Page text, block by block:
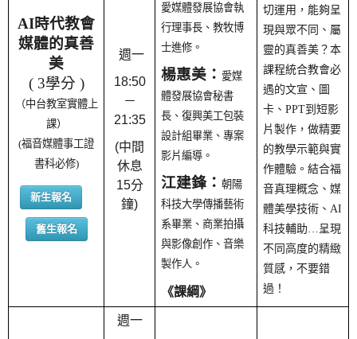
AI時代教會
媒體的真善
美
( 3學分 )
（中台教室實體上
課）
(福音媒體事工證
書科必修)
新生報名
舊生報名
週一
18:50
－
21:35
(中間
休息
15分
鐘)
愛媒體發展協會執
行理事長、教牧博
士進修。
楊惠美： 愛媒
體發展協會秘書
長、復興美工包裝
設計組畢業、專案
影片編導。
江建鋒：朝陽
科技大學傳播藝術
系畢業、商業拍攝
與影像創作、音樂
製作人。
《課綱》
切運用，能夠呈
現與眾不同、屬
靈的真善美？本
課程統合教會必
遇的文宣、圖
卡、PPT到短影
片製作，做精要
的教學示範與實
作體驗。結合福
音真理概念、媒
體美學技術、AI
科技輔助…呈現
不同高度的精緻
質感，不要錯
過！
週一